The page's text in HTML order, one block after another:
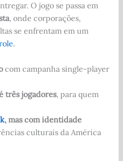
O jogo se passa em
, onde corporações,
se enfrentam em um
.
com campanha single-player
três jogadores, para quem
, mas com identidade
culturais da América